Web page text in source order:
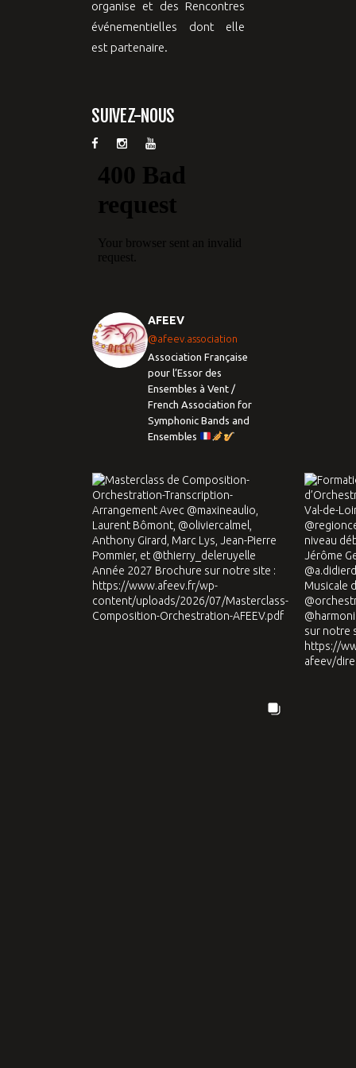
organise et des Rencontres
événementielles dont elle
est partenaire.
SUIVEZ-NOUS
AFEEV
@afeev.association
Association Française
pour l’Essor des
Ensembles à Vent /
French Association for
Symphonic Bands and
Ensembles